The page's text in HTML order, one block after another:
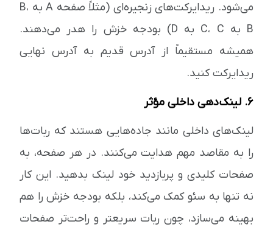
می‌شود. ریدایرکت‌های زنجیره‌ای (مثلاً صفحه A به B،
B به C، C به D) بودجه خزش را هدر می‌دهند.
همیشه مستقیماً از آدرس قدیم به آدرس نهایی
ریدایرکت کنید.
۶. لینک‌دهی داخلی مؤثر
لینک‌های داخلی مانند جاده‌هایی هستند که ربات‌ها
را به مقاصد مهم هدایت می‌کنند. در هر صفحه، به
صفحات کلیدی و پربازدید خود لینک بدهید. این کار
نه تنها به سئو کمک می‌کند، بلکه بودجه خزش را هم
بهینه می‌سازد، چون ربات سریعتر و راحت‌تر صفحات